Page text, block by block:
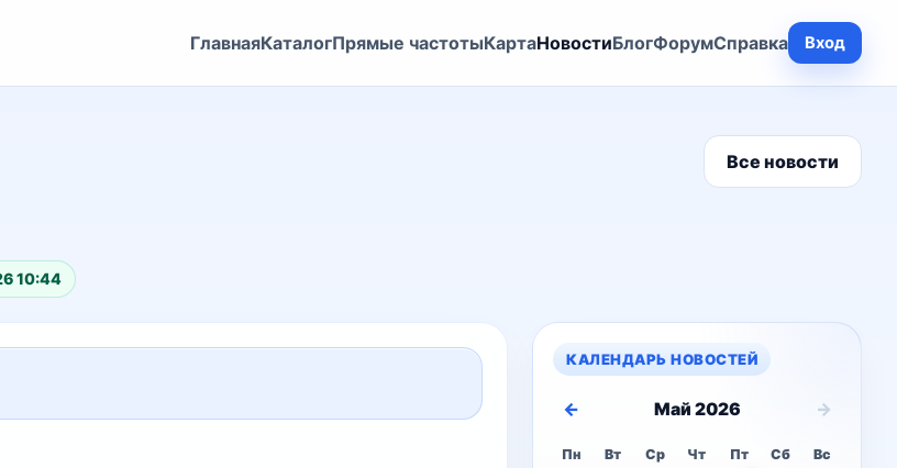
ГлавнаяКаталогПрямые частотыКартаНовостиБлогФорумСправка Вход
10:44
Все новости
КАЛЕНДАРЬ НОВОСТЕЙ
← Май 2026 →
Пн Вт Ср Чт Пт Сб Вс